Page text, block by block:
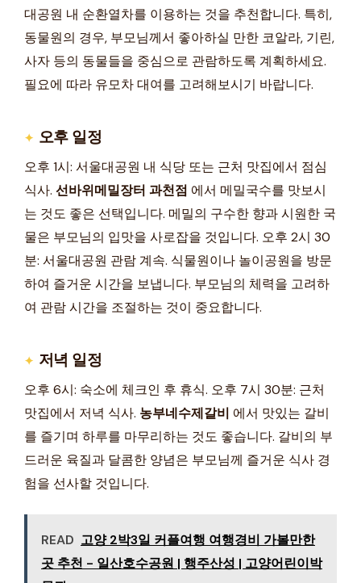
대공원 내 순환열차를 이용하는 것을 추천합니다. 특히,
동물원의 경우, 부모님께서 좋아하실 만한 코알라, 기린,
사자 등의 동물들을 중심으로 관람하도록 계획하세요.
필요에 따라 유모차 대여를 고려해보시기 바랍니다.
오후 일정
오후 1시: 서울대공원 내 식당 또는 근처 맛집에서 점심
식사. 선바위메밀장터 과천점 에서 메밀국수를 맛보시
는 것도 좋은 선택입니다. 메밀의 구수한 향과 시원한 국
물은 부모님의 입맛을 사로잡을 것입니다. 오후 2시 30
분: 서울대공원 관람 계속. 식물원이나 놀이공원을 방문
하여 즐거운 시간을 보냅니다. 부모님의 체력을 고려하
여 관람 시간을 조절하는 것이 중요합니다.
저녁 일정
오후 6시: 숙소에 체크인 후 휴식. 오후 7시 30분: 근처
맛집에서 저녁 식사. 농부네수제갈비 에서 맛있는 갈비
를 즐기며 하루를 마무리하는 것도 좋습니다. 갈비의 부
드러운 육질과 달콤한 양념은 부모님께 즐거운 식사 경
험을 선사할 것입니다.
READ 고양 2박3일 커플여행 여행경비 가볼만한
곳 추천 - 일산호수공원 | 행주산성 | 고양어린이박